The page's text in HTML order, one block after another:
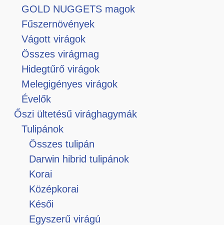
GOLD NUGGETS magok
Fűszernövények
Vágott virágok
Összes virágmag
Hidegtűrő virágok
Melegigényes virágok
Évelők
Őszi ültetésű virághagymák
Tulipánok
Összes tulipán
Darwin hibrid tulipánok
Korai
Középkorai
Késői
Egyszerű virágú